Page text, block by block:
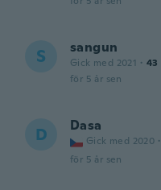
S sangun
Gick med 2021 · 43
för 5 år sen
D Dasa
Gick med 2020 ·
för 5 år sen